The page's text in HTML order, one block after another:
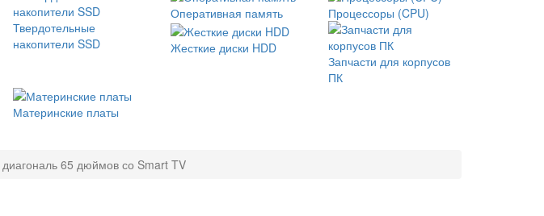
Твердотельные
накопители SSD
Оперативная память Процессоры (CPU)
Жесткие диски HDD
Запчасти для корпусов
ПК
Материнские платы
65 дюймов со Smart TV